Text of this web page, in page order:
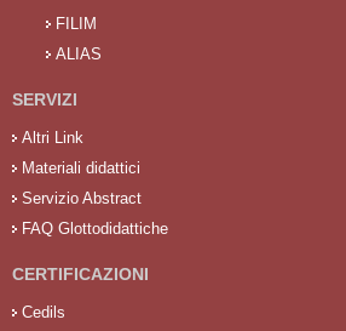
FILIM
ALIAS
SERVIZI
Altri Link
Materiali didattici
Servizio Abstract
FAQ Glottodidattiche
CERTIFICAZIONI
Cedils